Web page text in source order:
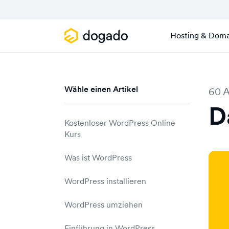
Hosting &
Wähle einen Artikel
Kostenloser WordPress Online
Kurs
Was ist WordPress
WordPress installieren
Technische Anforderungen
WordPress umziehen
Von Blogger zu WordPress
60